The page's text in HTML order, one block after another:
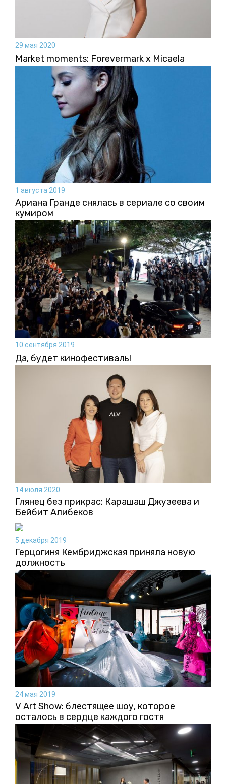
29 мая 2020
Market moments: Forevermark x Micaela
1 августа 2019
Ариана Гранде снялась в сериале со своим
кумиром
10 сентября 2019
Да, будет кинофестиваль!
14 июля 2020
Глянец без прикрас: Карашаш Джузеева и
Бейбит Алибеков
5 декабря 2019
Герцогиня Кембриджская приняла новую
должность
24 мая 2019
V Art Show: блестящее шоу, которое
осталось в сердце каждого гостя